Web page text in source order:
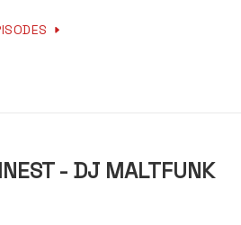
- DJ MALTFUNK